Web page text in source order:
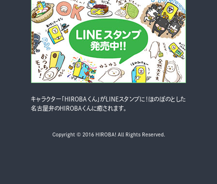
キャラクター「HIROBAくん」がLINEスタンプに！ほのぼのとした
名古屋弁のHIROBAくんに癒されます。
Copyright © 2016 HIROBA! All Rights Reserved.